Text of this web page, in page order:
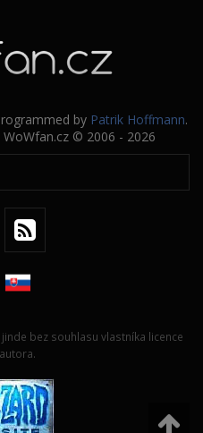
by Patrik Hoffmann.
WoWfan.cz © 2006 - 2026
bez souhlasu vlastníka licence